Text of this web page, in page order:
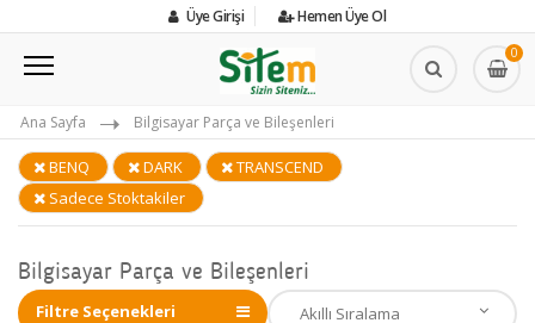
Üye Girişi Hemen Üye Ol
0
Ana Sayfa Bilgisayar Parça ve Bileşenleri
BENQ DARK
TRANSCEND
Sadece Stoktakiler
Bilgisayar Parça ve Bileşenleri
Filtre Seçenekleri